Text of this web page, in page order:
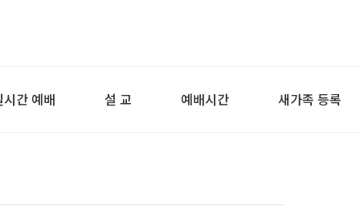
시간 예배 설 교 예배시간 새가족 등록